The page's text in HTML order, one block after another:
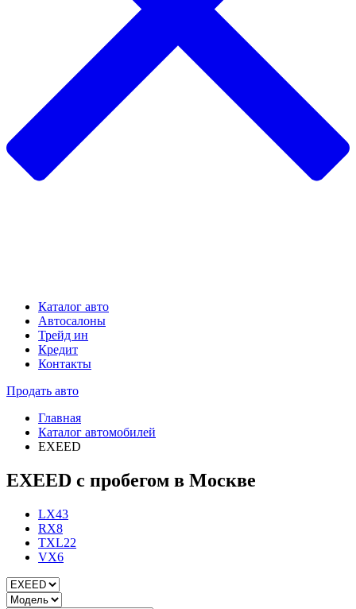
Каталог авто
Автосалоны
Трейд ин
Кредит
Контакты
Продать авто
Главная
Каталог автомобилей
EXEED
EXEED с пробегом в Москве
LX43
RX8
TXL22
VX6